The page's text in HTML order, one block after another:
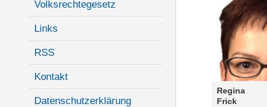
Volksrechtegesetz
Links
RSS
Kontakt
Datenschutzerklärung
Regina
Frick